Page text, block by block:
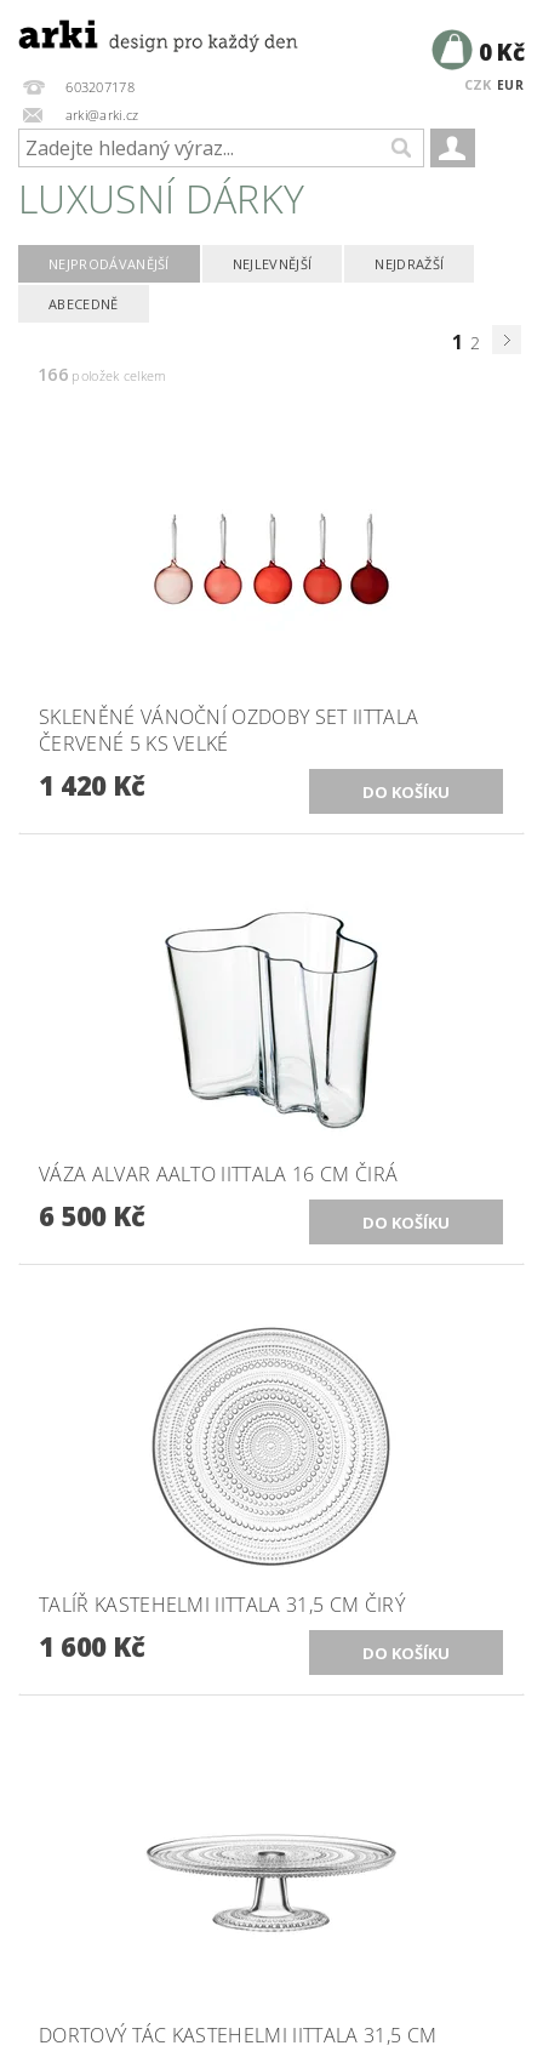
603207178
arki@arki.cz
CZK EUR
0 Kč
LUXUSNÍ DÁRKY
NEJPRODÁVANĚJŠÍ NEJLEVNĚJŠÍ NEJDRAŽŠÍ
ABECEDNĚ
1 2
166položek celkem
SKLENĚNÉ VÁNOČNÍ OZDOBY SET IITTALA
ČERVENÉ 5 KS VELKÉ
1 420 Kč
VÁZA ALVAR AALTO IITTALA 16 CM ČIRÁ
6 500 Kč
TALÍŘ KASTEHELMI IITTALA 31,5 CM ČIRÝ
1 600 Kč
DORTOVÝ TÁC KASTEHELMI IITTALA 31,5 CM